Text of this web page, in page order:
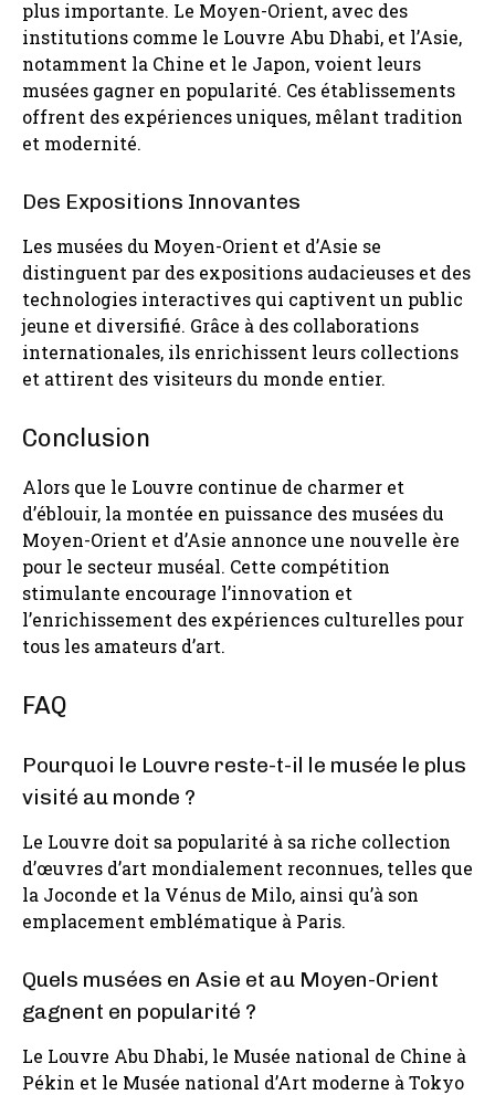
plus importante. Le Moyen-Orient, avec des
institutions comme le Louvre Abu Dhabi, et l’Asie,
notamment la Chine et le Japon, voient leurs
musées gagner en popularité. Ces établissements
offrent des expériences uniques, mêlant tradition
et modernité.
Des Expositions Innovantes
Les musées du Moyen-Orient et d’Asie se
distinguent par des expositions audacieuses et des
technologies interactives qui captivent un public
jeune et diversifié. Grâce à des collaborations
internationales, ils enrichissent leurs collections
et attirent des visiteurs du monde entier.
Conclusion
Alors que le Louvre continue de charmer et
d’éblouir, la montée en puissance des musées du
Moyen-Orient et d’Asie annonce une nouvelle ère
pour le secteur muséal. Cette compétition
stimulante encourage l’innovation et
l’enrichissement des expériences culturelles pour
tous les amateurs d’art.
FAQ
Pourquoi le Louvre reste-t-il le musée le plus
visité au monde ?
Le Louvre doit sa popularité à sa riche collection
d’œuvres d’art mondialement reconnues, telles que
la Joconde et la Vénus de Milo, ainsi qu’à son
emplacement emblématique à Paris.
Quels musées en Asie et au Moyen-Orient
gagnent en popularité ?
Le Louvre Abu Dhabi, le Musée national de Chine à
Pékin et le Musée national d’Art moderne à Tokyo